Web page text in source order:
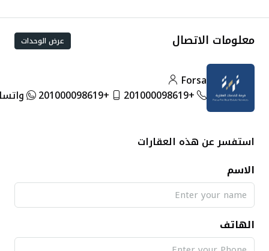
معلومات الاتصال عرض الوحدات
Forsa
+201000098619
+201000098619 واتساب
استفسر عن هذه العقارات
الاسم
الهاتف